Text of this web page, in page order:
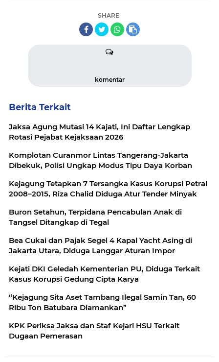
SHARE
komentar
Berita Terkait
Jaksa Agung Mutasi 14 Kajati, Ini Daftar Lengkap
Rotasi Pejabat Kejaksaan 2026
Komplotan Curanmor Lintas Tangerang-Jakarta
Dibekuk, Polisi Ungkap Modus Tipu Daya Korban
Kejagung Tetapkan 7 Tersangka Kasus Korupsi Petral
2008–2015, Riza Chalid Diduga Atur Tender Minyak
Buron Setahun, Terpidana Pencabulan Anak di
Tangsel Ditangkap di Tegal
Bea Cukai dan Pajak Segel 4 Kapal Yacht Asing di
Jakarta Utara, Diduga Langgar Aturan Impor
Kejati DKI Geledah Kementerian PU, Diduga Terkait
Kasus Korupsi Gedung Cipta Karya
“Kejagung Sita Aset Tambang Ilegal Samin Tan, 60
Ribu Ton Batubara Diamankan”
KPK Periksa Jaksa dan Staf Kejari HSU Terkait
Dugaan Pemerasan